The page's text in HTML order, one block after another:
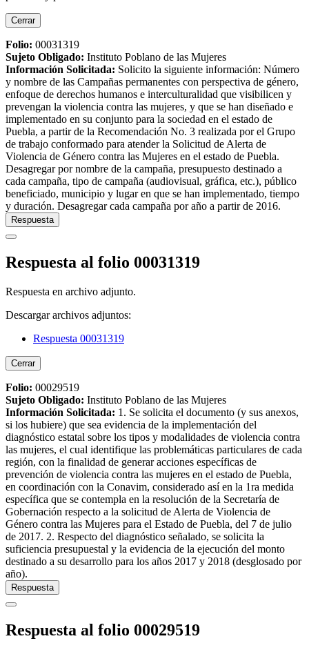
Cerrar
Folio: 00031319
Sujeto Obligado: Instituto Poblano de las Mujeres
Información Solicitada: Solicito la siguiente información: Número
y nombre de las Campañas permanentes con perspectiva de género,
enfoque de derechos humanos e interculturalidad que visibilicen y
prevengan la violencia contra las mujeres, y que se han diseñado e
implementado en su conjunto para la sociedad en el estado de
Puebla, a partir de la Recomendación No. 3 realizada por el Grupo
de trabajo conformado para atender la Solicitud de Alerta de
Violencia de Género contra las Mujeres en el estado de Puebla.
Desagregar por nombre de la campaña, presupuesto destinado a
cada campaña, tipo de campaña (audiovisual, gráfica, etc.), público
beneficiado, municipio y lugar en que se han implementado, tiempo
y duración. Desagregar cada campaña por año a partir de 2016.
Respuesta
Respuesta al folio 00031319
Respuesta en archivo adjunto.
Descargar archivos adjuntos:
Respuesta 00031319
Cerrar
Folio: 00029519
Sujeto Obligado: Instituto Poblano de las Mujeres
Información Solicitada: 1. Se solicita el documento (y sus anexos,
si los hubiere) que sea evidencia de la implementación del
diagnóstico estatal sobre los tipos y modalidades de violencia contra
las mujeres, el cual identifique las problemáticas particulares de cada
región, con la finalidad de generar acciones específicas de
prevención de violencia contra las mujeres en el estado de Puebla,
en coordinación con la Conavim, considerado así en la 1ra medida
específica que se contempla en la resolución de la Secretaría de
Gobernación respecto a la solicitud de Alerta de Violencia de
Género contra las Mujeres para el Estado de Puebla, del 7 de julio
de 2017. 2. Respecto del diagnóstico señalado, se solicita la
suficiencia presupuestal y la evidencia de la ejecución del monto
destinado a su desarrollo para los años 2017 y 2018 (desglosado por
año).
Respuesta
Respuesta al folio 00029519